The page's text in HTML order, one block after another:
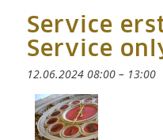
Service
Service
12.06.2024 08:00– 13:00